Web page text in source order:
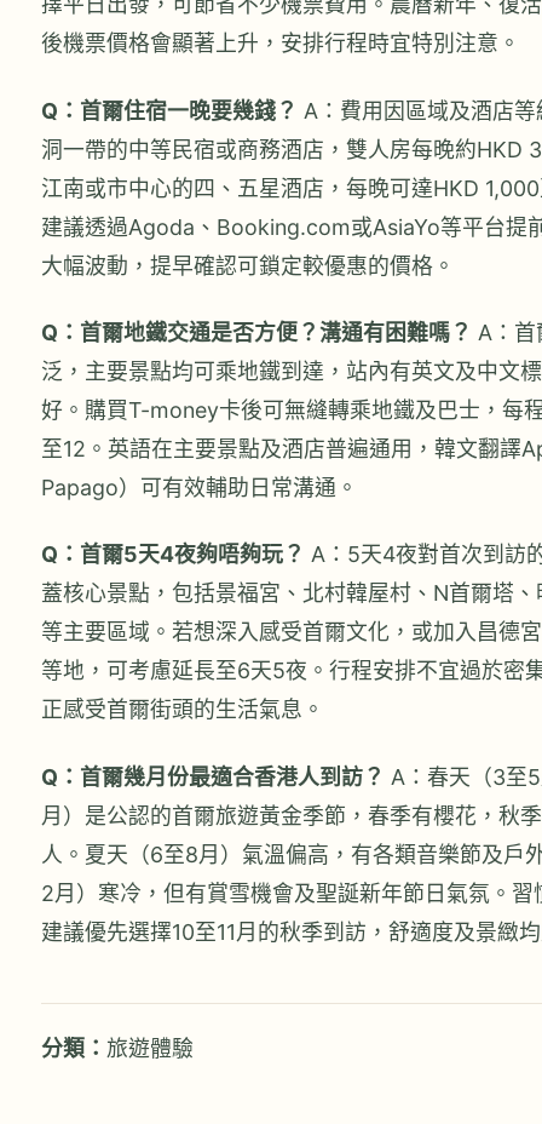
後機票價格會顯著上升，安排行程時宜特別注意。
Q：首爾住宿一晚要幾錢？ A：費用因區域及酒店
洞一帶的中等民宿或商務酒店，雙人房每晚約HKD
江南或市中心的四、五星酒店，每晚可達HKD
建議透過Agoda、Booking.com或AsiaYo等平台提
大幅波動，提早確認可鎖定較優惠的價格。
Q：首爾地鐵交通是否方便？溝通有困難嗎？ A：
泛，主要景點均可乘地鐵到達，站內有英文及中文
好。購買T-money卡後可無縫轉乘地鐵及巴士，每
至12。英語在主要景點及酒店普遍通用，韓文翻譯
Papago）可有效輔助日常溝通。
Q：首爾5天4夜夠唔夠玩？ A：5天4夜對首次到訪
蓋核心景點，包括景福宮、北村韓屋村、N首爾塔
等主要區域。若想深入感受首爾文化，或加入昌德
等地，可考慮延長至6天5夜。行程安排不宜過於密
正感受首爾街頭的生活氣息。
Q：首爾幾月份最適合香港人到訪？ A：春天（3至
月）是公認的首爾旅遊黃金季節，春季有櫻花，秋
人。夏天（6至8月）氣溫偏高，有各類音樂節及戶
2月）寒冷，但有賞雪機會及聖誕新年節日氣氛。
建議優先選擇10至11月的秋季到訪，舒適度及景緻
分類： 旅遊體驗